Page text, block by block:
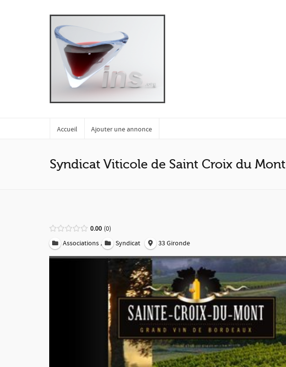
Accueil Ajouter une annonce
Syndicat Viticole de Saint Croix du Mont
0.00 0
Associations , Syndicat 33 Gironde